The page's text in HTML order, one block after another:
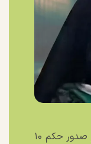
پرونده جنجالی «کلثوم اکبری» پس از صدور حکم ۱۰